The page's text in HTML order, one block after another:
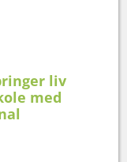
liv
med